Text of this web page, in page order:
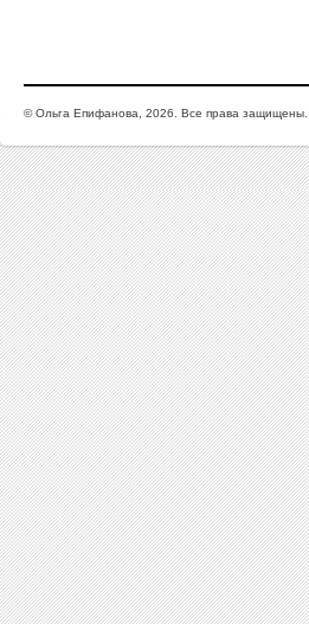
© Ольга Епифанова, 2026. Все права защищены.